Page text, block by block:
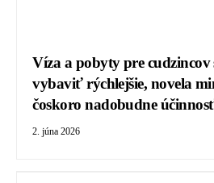
Víza a pobyty pre
vybaviť rýchlejšie, novela
čoskoro nadobudne
2. júna 2026